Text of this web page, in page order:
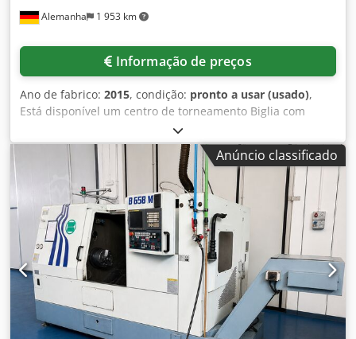
Alemanha 1 953 km
Informação de preços
Ano de fabrico: 2015, condição: pronto a usar (usado),
Está disponível um centro de torneamento Biglia com
duplo revólver e duplo fuso, incluindo periféricos. Potência
do fuso: 11kW/11kW, rotação: 7000rpm, passagem de
barra: 36mm-37,5mm, diâmetro máximo de torneamento:
100mm, comprimento máximo de torneamento: 140mm,
posições de ferramentas: 2×12, curso Y: +/-25mm, curso
X/Z: 85mm/300mm, avanço rápido: 15m/min, dimensões
da máquina X/Y/Z: aprox. 3700mm/1450mm/1900mm,
peso: aprox. 5000kg, comando: Mitsubishi M730 com
editor, horas de ligação: aprox. 47000h. Inclui alimentador
de barras FMB turbo 3-36, sistema de refrigeração Knoll
KF10, tanque de 700l, unidade de purificação de ar e um
pacote abrangente de pinças e ferramentas.
Documentação disponível. Uma visita no local é possível.
Anúncio classificado